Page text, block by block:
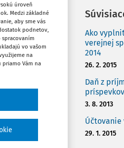
Obľúbené
Stiahnuť
Poznámka
Ako
verejnej
2014
26. 2. 2015
Daň z
3. 8. 2013
Účtovanie
29. 1. 2015
úroveň
Medzi základné
aby sme vás
podnetov,
spracovaním
vo vašom
na
priamo Vám na